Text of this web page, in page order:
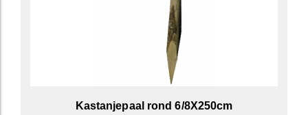
Kastanjepaal rond 6/8X250cm